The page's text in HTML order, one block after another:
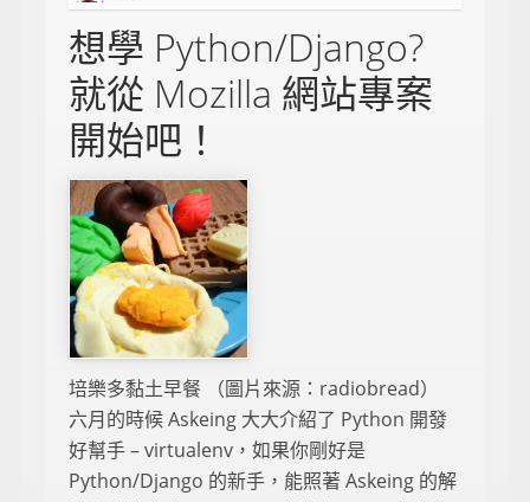
想學 Python/Django?
就從 Mozilla 網站專案
開始吧！
培樂多黏土早餐 （圖片來源：radiobread）
六月的時候 Askeing 大大介紹了 Python 開發
好幫手 – virtualenv，如果你剛好是
Python/Django 的新手，能照著 Askeing 的解